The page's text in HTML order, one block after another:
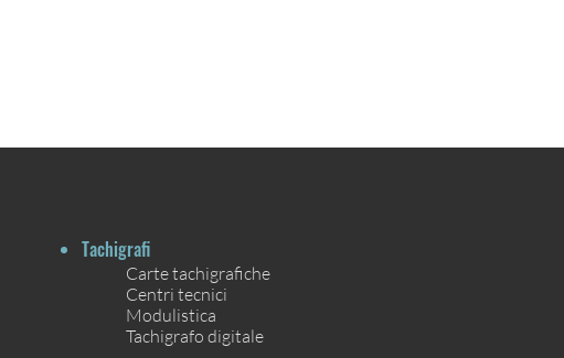
Tachigrafi
Carte tachigrafiche
Centri tecnici
Modulistica
Tachigrafo digitale